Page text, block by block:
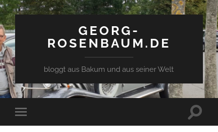
GEORG-
ROSENBAUM.DE
bloggt aus Bakum und aus seiner Welt
Toggle
mobile
Toggle